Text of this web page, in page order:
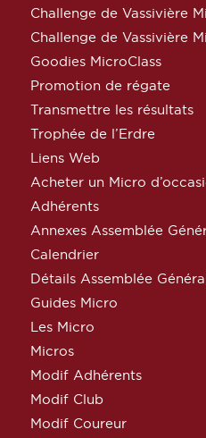
Challenge de Vassivière
Challenge de Vassivière
Goodies MicroClass
Promotion de régate
Transmettre les résultats
Trophée de l’Erdre
Liens Web
Acheter un Micro
Adhérents
Annexes Assemblée
Calendrier
Détails Assemblée
Guides Micro
Les Micro
Micros
Modif Adhérents
Modif Club
Modif Coureur